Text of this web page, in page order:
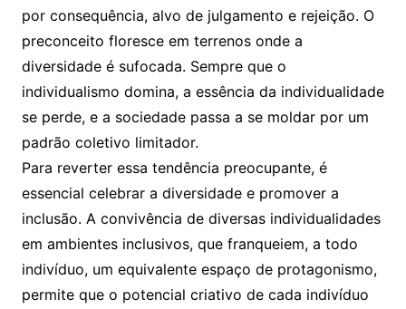
por consequência, alvo de julgamento e rejeição. O
preconceito floresce em terrenos onde a
diversidade é sufocada. Sempre que o
individualismo domina, a essência da individualidade
se perde, e a sociedade passa a se moldar por um
padrão coletivo limitador.
Para reverter essa tendência preocupante, é
essencial celebrar a diversidade e promover a
inclusão. A convivência de diversas individualidades
em ambientes inclusivos, que franqueiem, a todo
indivíduo, um equivalente espaço de protagonismo,
permite que o potencial criativo de cada indivíduo